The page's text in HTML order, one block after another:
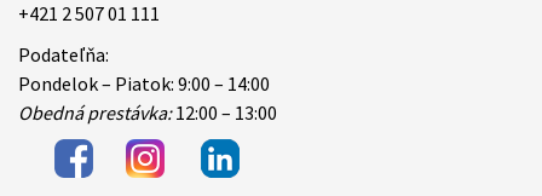
+421 2 507 01 111
Podateľňa:
Pondelok – Piatok: 9:00 – 14:00
Obedná prestávka:12:00 – 13:00